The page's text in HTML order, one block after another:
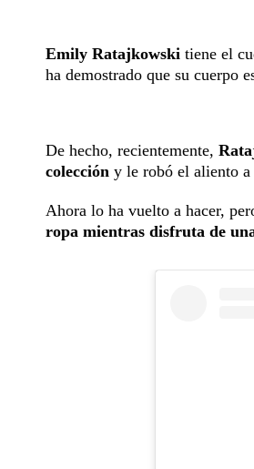
Emily Ratajkowski tiene el
ha demostrado que su cuerpo
De hecho, recientemente,
colección y le robó el aliento a
Ahora lo ha vuelto a hacer,
ropa mientras disfruta de